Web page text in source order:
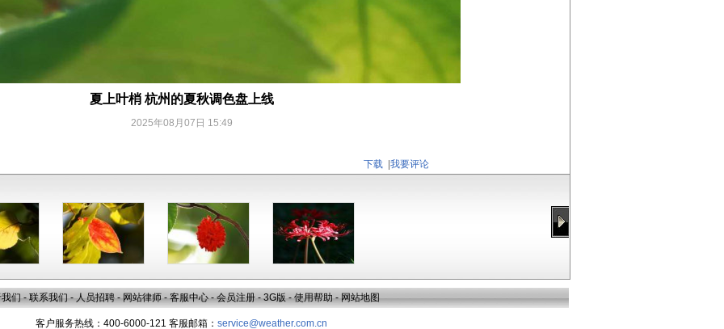
夏上叶梢 杭州的夏秋调色盘上线
2025年08月07日 15:49
下载 我要评论
们 - 联系我们 - 人员招聘 - 网站律师 - 客服中心 - 会员注册 - 3G版 - 使用帮助 - 网站地图
客户服务热线：400-6000-121 客服邮箱： service@weather.com.cn